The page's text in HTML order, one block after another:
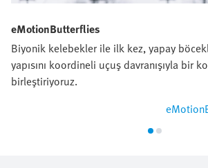
eMotionButterflies
Biyonik kelebekler ile ilk kez, yapay
yapısını koordineli uçuş davranışıyla bir
birleştiriyoruz.